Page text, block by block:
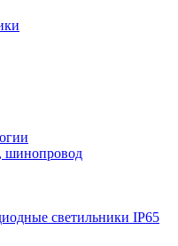
шинопровод
светильники IP65